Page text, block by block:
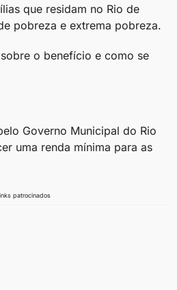
que residam no Rio de
pobreza e extrema pobreza.
o benefício e como se
Governo Municipal do Rio
uma renda mínima para as
patrocinados